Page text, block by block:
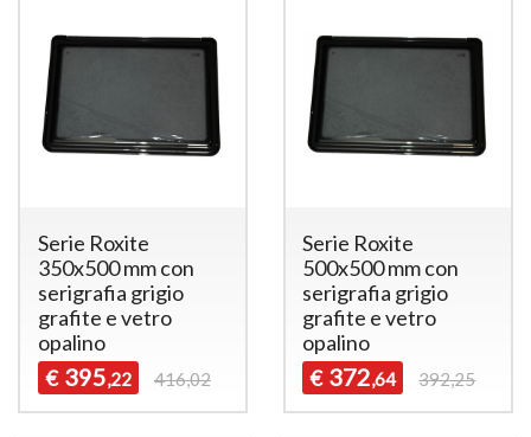
Serie Roxite
350x500 mm con
serigrafia grigio
grafite e vetro
opalino
€ 395,22 416,02
Serie Roxite
500x500 mm con
serigrafia grigio
grafite e vetro
opalino
€ 372,64 392,25